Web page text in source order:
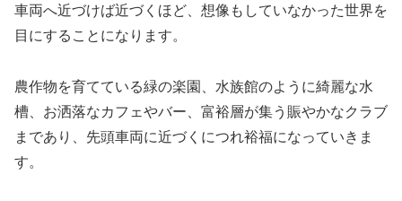
車両へ近づけば近づくほど、想像もしていなかった世界を
目にすることになります。
農作物を育てている緑の楽園、水族館のように綺麗な水
槽、お洒落なカフェやバー、富裕層が集う賑やかなクラブ
まであり、先頭車両に近づくにつれ裕福になっていきま
す。